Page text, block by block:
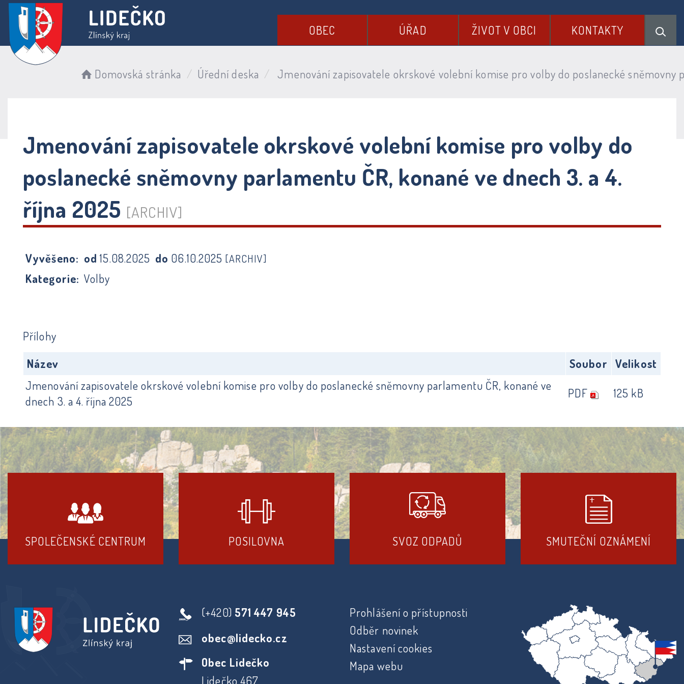
OBEC ÚŘAD ŽIVOT V OBCI KONTAKTY
Domovská stránka Úřední deska Jmenování zapisovatele okrskové volební komise pro volby do poslanecké sněmovny
Jmenování zapisovatele okrskové volební komise pro volby do
poslanecké sněmovny parlamentu ČR, konané ve dnech 3. a 4.
října 2025 [ARCHIV]
Vyvěšeno: od15.08.2025 do 06.10.2025 [ARCHIV]
Kategorie: Volby
Přílohy
Název
Soubor
Velikost
Jmenování zapisovatele okrskové volební komise pro volby do poslanecké sněmovny parlamentu ČR, konané ve
dnech 3. a 4. října 2025
PDF 125 kB
SPOLEČENSKÉ CENTRUM POSILOVNA SVOZ ODPADŮ SMUTEČNÍ OZNÁMENÍ
(+420) 571 447 945
obec@lidecko.cz
Obec Lidečko
Lidečko 467
Prohlášení o přístupnosti
Odběr novinek
Nastavení cookies
Mapa webu